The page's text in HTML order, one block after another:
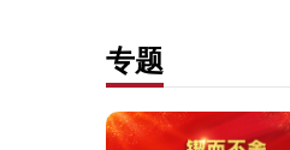
专题